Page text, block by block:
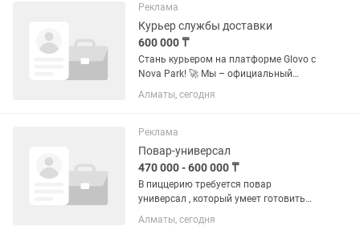
000 до 40 000 тг...
Реклама
Курьер службы доставки
600 000 ₸
Стань курьером на платформе Glovo с
Nova Park! 🚀 Мы – официальный
партнер Glovo и предлагаем тебе
работу, которая сочетает свободу,
Поченьу работать с нами – это...
Алматы, сегодня
Реклама
Повар-универсал
470 000 - 600 000 ₸
В пиццерию требуется повар
универсал , который умеет готовить
пиццу ( растяжка теста руками
ОБЯЗАТЕЛЬНО), приготовление
Алматы, сегодня